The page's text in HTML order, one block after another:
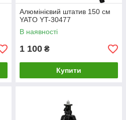
Алюмінієвий штатив 150 см
YATO YT-30477
В наявності
1 100 ₴
Купити